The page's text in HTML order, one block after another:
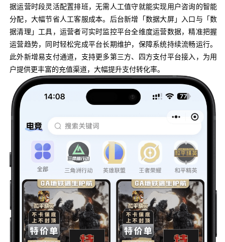
据运营时段灵活配置排班，无需人工值守就能实现用户咨询的智能
分配，大幅节省人工客服成本。后台新增「数据大屏」入口与「数
据清理」工具，运营者可实时监控平台全维度运营数据，精准把握
运营趋势，同时轻松完成平台长期维护，保障系统持续流畅运行。
此外新增易支付通道，支持更多第三方、四方支付平台接入，为用
户提供更丰富的充值渠道，大幅提升支付转化率。